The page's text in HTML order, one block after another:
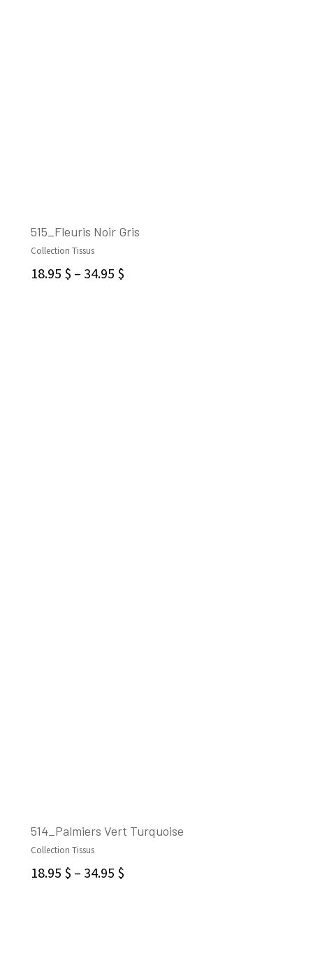
515_Fleuris Noir Gris
Collection Tissus
18.95 $ – 34.95 $
514_Palmiers Vert Turquoise
Collection Tissus
18.95 $ – 34.95 $